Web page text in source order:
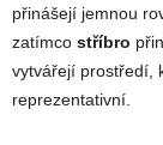
přinášejí jemnou
zatímco stříbro
vytvářejí prostředí,
reprezentativní.